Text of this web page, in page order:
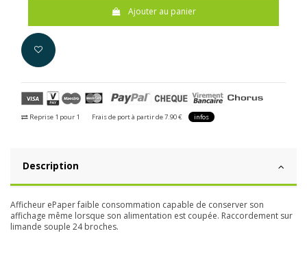
Ajouter au panier
Reprise 1 pour 1 Frais de port à partir de 7.90 € infos
Description
Afficheur ePaper faible consommation capable de conserver son
affichage même lorsque son alimentation est coupée. Raccordement sur
limande souple 24 broches.